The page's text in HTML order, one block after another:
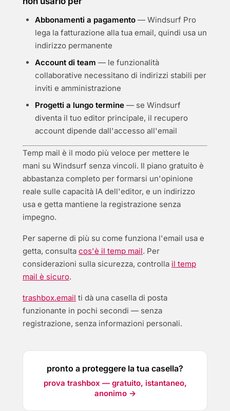
Abbonamenti a pagamento — Windsurf Pro
lega la fatturazione alla tua email, quindi usa un
indirizzo permanente
Account di team — le funzionalità
collaborative necessitano di indirizzi stabili per
inviti e amministrazione
Progetti a lungo termine — se Windsurf
diventa il tuo editor principale, il recupero
account dipende dall'accesso all'email
Temp mail è il modo più veloce per mettere le
mani su Windsurf senza vincoli. Il piano gratuito è
abbastanza completo per formarsi un'opinione
reale sulle capacità IA dell'editor, e un indirizzo
usa e getta mantiene la registrazione senza
impegno.
Per saperne di più su come funziona l'email usa e
getta, consulta cos'è il temp mail. Per
considerazioni sulla sicurezza, controlla il temp
mail è sicuro.
trashbox.email ti dà una casella di posta
funzionante in pochi secondi — senza
registrazione, senza informazioni personali.
pronto a proteggere la tua casella?
prova trashbox — gratuito, istantaneo,
anonimo →